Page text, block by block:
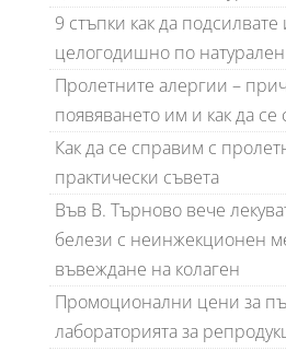
9 стъпки как да
целогодишно по натурален
Пролетните алергии –
появяването им и как да се
Как да се справим с
практически съвета
Във В. Търново вече
белези с неинжекционен
въвеждане на колаген
Промоционални цени за
лабораторията за